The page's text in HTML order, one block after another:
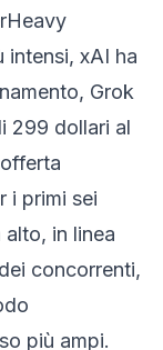
intensi, xAI ha
Grok
299 dollari al
i primi sei
in linea
concorrenti,
più ampi.